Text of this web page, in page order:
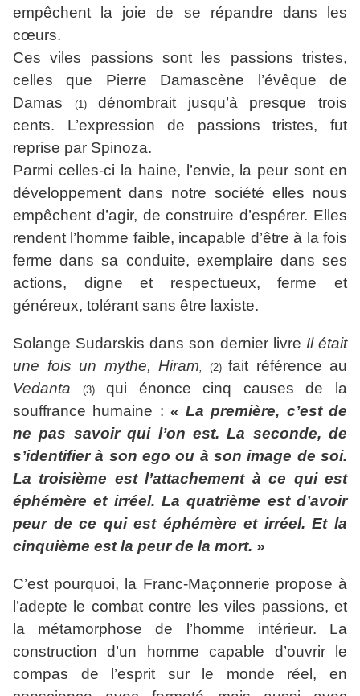
empêchent la joie de se répandre dans les
cœurs.
Ces viles passions sont les passions tristes,
celles que Pierre Damascène l’évêque de
Damas
(1)dénombrait jusqu’à presque trois
cents. L’expression de passions tristes, fut
reprise par Spinoza.
Parmi celles-ci la haine, l’envie, la peur sont en
développement dans notre société elles nous
empêchent d’agir, de construire d’espérer. Elles
rendent l’homme faible, incapable d’être à la fois
ferme dans sa conduite, exemplaire dans ses
actions, digne et respectueux, ferme et
généreux, tolérant sans être laxiste.
Solange Sudarskis dans son dernier livre Il était
une fois un mythe, Hiram, (2) fait référence au
Vedanta
(3)qui énonce cinq causes de la
souffrance humaine : « La première, c’est de
ne pas savoir qui l’on est. La seconde, de
s’identifier à son ego ou à son image de soi.
La troisième est l’attachement à ce qui est
éphémère et irréel. La quatrième est d’avoir
peur de ce qui est éphémère et irréel. Et la
cinquième est la peur de la mort. »
C’est pourquoi, la Franc-Maçonnerie propose à
l’adepte le combat contre les viles passions, et
la métamorphose de l’homme intérieur. La
construction d’un homme capable d’ouvrir le
compas de l’esprit sur le monde réel, en